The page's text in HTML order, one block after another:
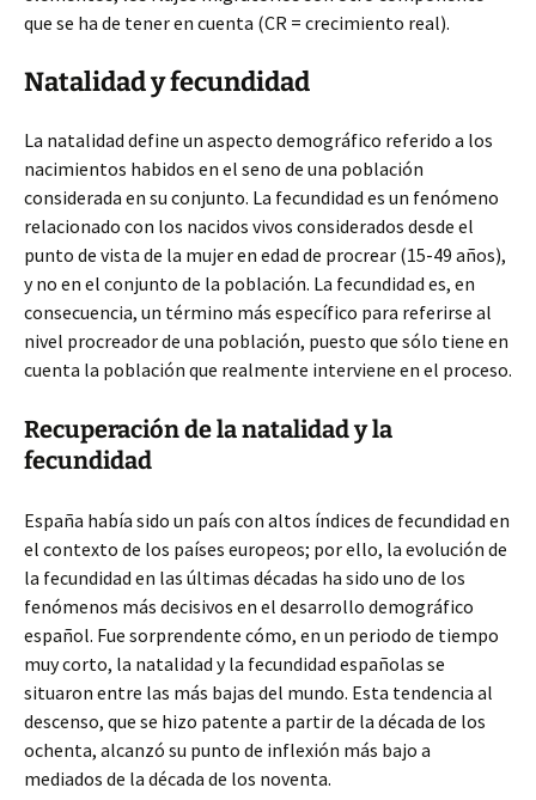
que se ha de tener en cuenta (CR = crecimiento real).
Natalidad y fecundidad
La natalidad define un aspecto demográfico referido a los
nacimientos habidos en el seno de una población
considerada en su conjunto. La fecundidad es un fenómeno
relacionado con los nacidos vivos considerados desde el
punto de vista de la mujer en edad de procrear (15-49 años),
y no en el conjunto de la población. La fecundidad es, en
consecuencia, un término más específico para referirse al
nivel procreador de una población, puesto que sólo tiene en
cuenta la población que realmente interviene en el proceso.
Recuperación de la natalidad y la
fecundidad
España había sido un país con altos índices de fecundidad en
el contexto de los países europeos; por ello, la evolución de
la fecundidad en las últimas décadas ha sido uno de los
fenómenos más decisivos en el desarrollo demográfico
español. Fue sorprendente cómo, en un periodo de tiempo
muy corto, la natalidad y la fecundidad españolas se
situaron entre las más bajas del mundo. Esta tendencia al
descenso, que se hizo patente a partir de la década de los
ochenta, alcanzó su punto de inflexión más bajo a
mediados de la década de los noventa.